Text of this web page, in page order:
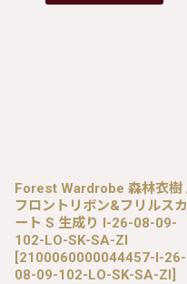
Forest Wardrobe 森林衣樹
フロントリボン&フリルスカ
ート S 生成り I-26-08-09-
102-LO-SK-SA-ZI
[2100060000044457-I-26-
08-09-102-LO-SK-SA-ZI]